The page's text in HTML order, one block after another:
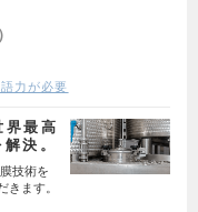
力が必要
最高
決。
技術を
きます。